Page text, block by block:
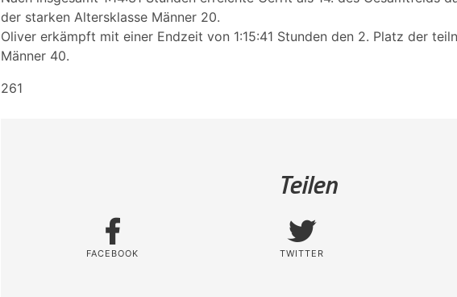
der starken Altersklasse Männer 20.
Oliver erkämpft mit einer Endzeit von 1:15:41 Stunden den 2. Platz der
Männer 40.
261
Teilen
FACEBOOK TWITTER